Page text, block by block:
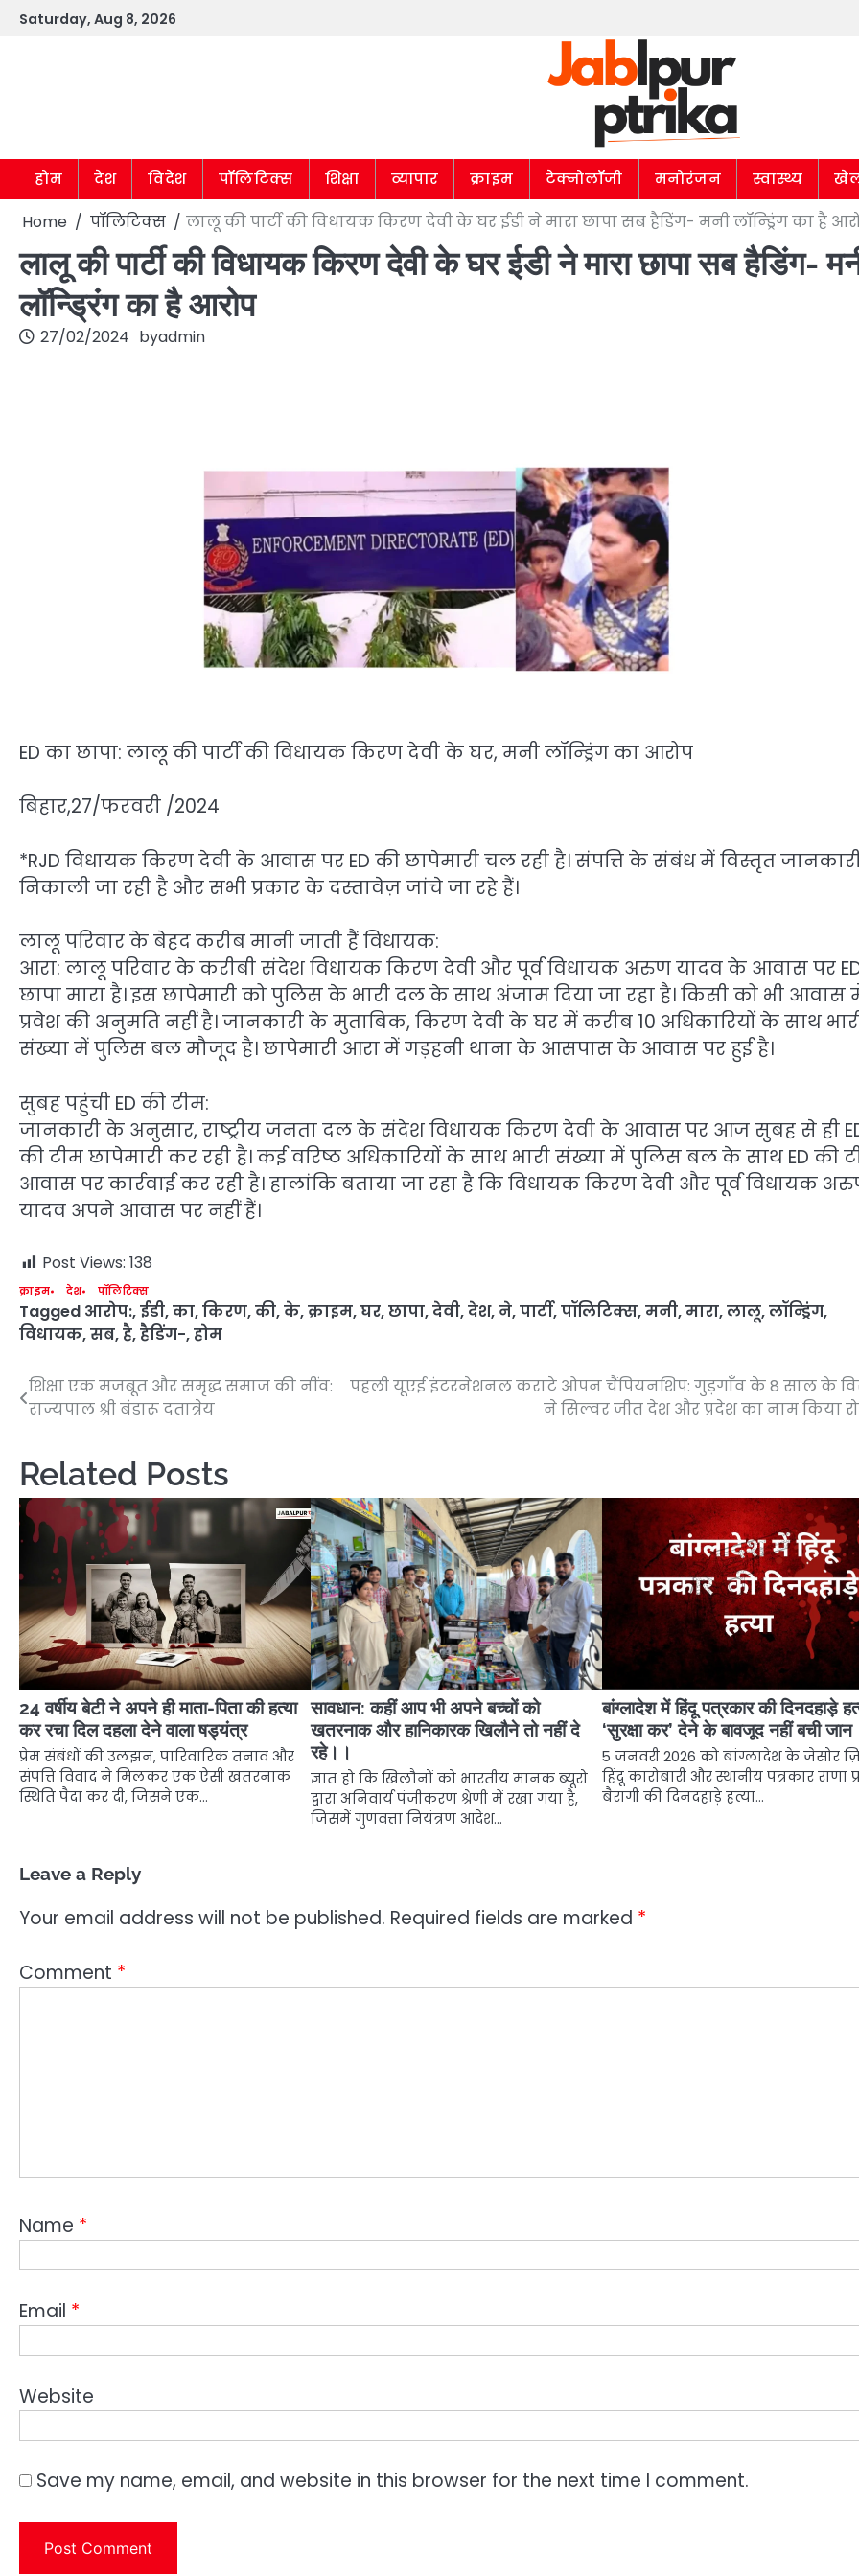
SkipSaturday, Aug 8, 2026
होम देश विदेश पॉलिटिक्स शिक्षा व्यापार क्राइम टेक्नोलॉजी मनोरंजन स्वास्थ्य
Home पॉलिटिक्स लालू की पार्टी की विधायक किरण देवी के घर ईडी ने मारा छापा सब हैडिंग- मनी लॉन्ड्रिंग का है
लालू की पार्टी की विधायक किरण देवी के घर ईडी ने मारा छापा सब हैडिंग-
लॉन्ड्रिंग का है आरोप
27/02/2024 byadmin
ED का छापा: लालू की पार्टी की विधायक किरण देवी के घर, मनी लॉन्ड्रिंग का आरोप
बिहार,27/फरवरी /2024
*RJD विधायक किरण देवी के आवास पर ED की छापेमारी चल रही है। संपत्ति के संबंध में विस्तृत
निकाली जा रही है और सभी प्रकार के दस्तावेज़ जांचे जा रहे हैं।
लालू परिवार के बेहद करीब मानी जाती हैं विधायक:
आरा: लालू परिवार के करीबी संदेश विधायक किरण देवी और पूर्व विधायक अरुण यादव के आवास पर
छापा मारा है। इस छापेमारी को पुलिस के भारी दल के साथ अंजाम दिया जा रहा है। किसी को भी आवास
प्रवेश की अनुमति नहीं है। जानकारी के मुताबिक, किरण देवी के घर में करीब 10 अधिकारियों के साथ
संख्या में पुलिस बल मौजूद है। छापेमारी आरा में गड़हनी थाना के आसपास के आवास पर हुई है।
सुबह पहुंची ED की टीम:
जानकारी के अनुसार, राष्ट्रीय जनता दल के संदेश विधायक किरण देवी के आवास पर आज सुबह से ही
की टीम छापेमारी कर रही है। कई वरिष्ठ अधिकारियों के साथ भारी संख्या में पुलिस बल के साथ ED की
आवास पर कार्रवाई कर रही है। हालांकि बताया जा रहा है कि विधायक किरण देवी और पूर्व विधायक
यादव अपने आवास पर नहीं हैं।
Post Views: 138
क्राइम देश पॉलिटिक्स
Tagged आरोप:,ईडी,का,किरण,की,के,क्राइम,घर,छापा,देवी,देश,ने,पार्टी,पॉलिटिक्स,मनी,मारा,लालू,लॉन्ड्रिंग,
विधायक,सब,है,हैडिंग-,होम
Post
शिक्षा एक मजबूत और समृद्ध समाज की नींव:
राज्यपाल श्री बंडारू दतात्रेय
पहली यूएई इंटरनेशनल कराटे ओपन चैंपियनशिप: गुड़गाँव के 8 साल के
ने सिल्वर जीत देश और प्रदेश का नाम किया
Related Posts
24 वर्षीय बेटी ने अपने ही माता-पिता की हत्या
कर रचा दिल दहला देने वाला षड्यंत्र
प्रेम संबंधों की उलझन, पारिवारिक तनाव और
संपत्ति विवाद ने मिलकर एक ऐसी खतरनाक
स्थिति पैदा कर दी, जिसने एक…
सावधान: कहीं आप भी अपने बच्चों को
खतरनाक और हानिकारक खिलौने तो नहीं दे
रहे।।
ज्ञात हो कि खिलौनों को भारतीय मानक ब्यूरो
द्वारा अनिवार्य पंजीकरण श्रेणी में रखा गया है,
जिसमें गुणवत्ता नियंत्रण आदेश…
बांग्लादेश में हिंदू पत्रकार की दिनदहाड़े
‘सुरक्षा कर’ देने के बावजूद नहीं बची जान
5 जनवरी 2026 को बांग्लादेश के जेसोर
हिंदू कारोबारी और स्थानीय पत्रकार राणा
बैरागी की दिनदहाड़े हत्या…
Leave a Reply
Your email address will not be published. Required fields are marked *
Comment *
Name *
Email *
Website
Save my name, email, and website in this browser for the next time I comment.